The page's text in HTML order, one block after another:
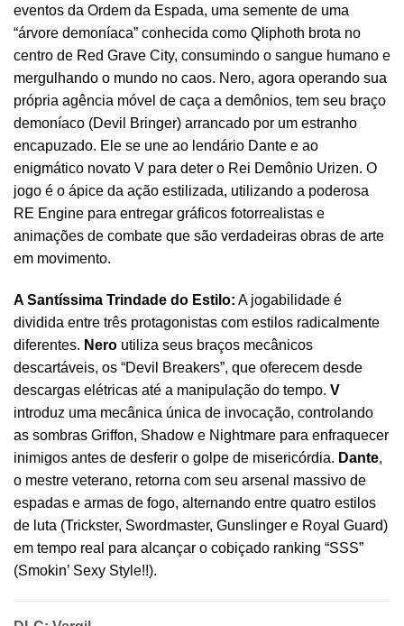
eventos da Ordem da Espada, uma semente de uma
“árvore demoníaca” conhecida como Qliphoth brota no
centro de Red Grave City, consumindo o sangue humano e
mergulhando o mundo no caos. Nero, agora operando sua
própria agência móvel de caça a demônios, tem seu braço
demoníaco (Devil Bringer) arrancado por um estranho
encapuzado. Ele se une ao lendário Dante e ao
enigmático novato V para deter o Rei Demônio Urizen. O
jogo é o ápice da ação estilizada, utilizando a poderosa
RE Engine para entregar gráficos fotorrealistas e
animações de combate que são verdadeiras obras de arte
em movimento.
A Santíssima Trindade do Estilo: A jogabilidade é
dividida entre três protagonistas com estilos radicalmente
diferentes. Nero utiliza seus braços mecânicos
descartáveis, os “Devil Breakers”, que oferecem desde
descargas elétricas até a manipulação do tempo. V
introduz uma mecânica única de invocação, controlando
as sombras Griffon, Shadow e Nightmare para enfraquecer
inimigos antes de desferir o golpe de misericórdia. Dante,
o mestre veterano, retorna com seu arsenal massivo de
espadas e armas de fogo, alternando entre quatro estilos
de luta (Trickster, Swordmaster, Gunslinger e Royal Guard)
em tempo real para alcançar o cobiçado ranking “SSS”
(Smokin’ Sexy Style!!).